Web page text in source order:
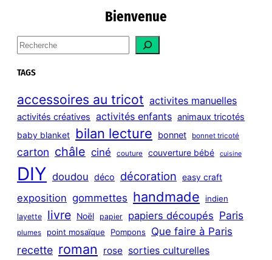
Bienvenue
S
e
a
c
h
TAGS
accessoires au tricot activites manuelles
activités créatives activités enfants animaux tricotés
baby blanket bilan lecture bonnet bonnet tricoté
carton châle ciné couture couverture bébé cuisine
DIY doudou déco décoration easy craft
exposition gommettes handmade indien
layette livre Noël papier papiers découpés Paris
plumes point mosaïque Pompons Que faire à Paris
recette roman rose sorties culturelles